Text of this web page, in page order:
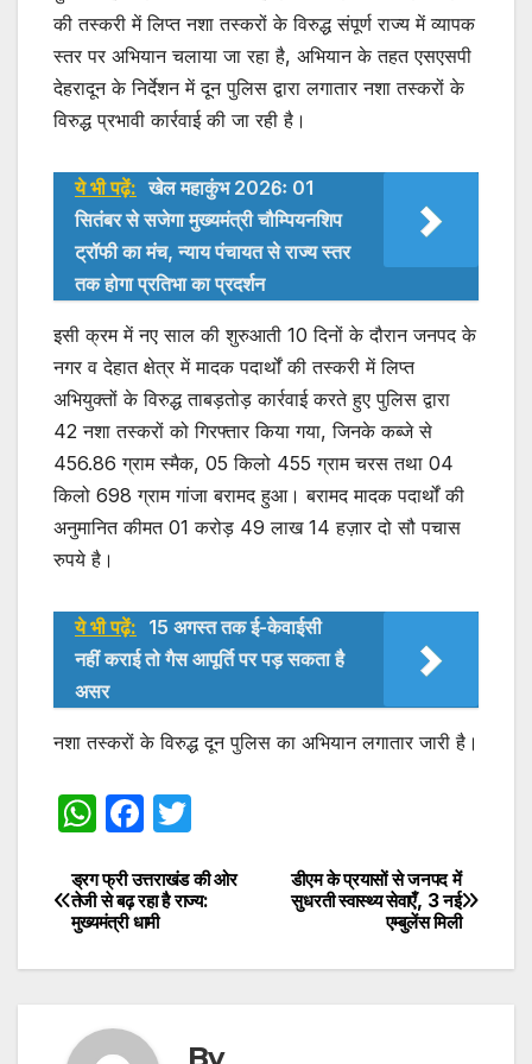
s
A
p
p
e
b
o
o
k
er
की तस्करी में लिप्त नशा तस्करों के विरुद्ध संपूर्ण राज्य में व्यापक
स्तर पर अभियान चलाया जा रहा है, अभियान के तहत एसएसपी
देहरादून के निर्देशन में दून पुलिस द्वारा लगातार नशा तस्करों के
विरुद्ध प्रभावी कार्रवाई की जा रही है।
ये भी पढ़ें: खेल महाकुंभ 2026ः 01
सितंबर से सजेगा मुख्यमंत्री चौम्पियनशिप
ट्रॉफी का मंच, न्याय पंचायत से राज्य स्तर
तक होगा प्रतिभा का प्रदर्शन
इसी क्रम में नए साल की शुरुआती 10 दिनों के दौरान जनपद के
नगर व देहात क्षेत्र में मादक पदार्थों की तस्करी में लिप्त
अभियुक्तों के विरुद्ध ताबड़तोड़ कार्रवाई करते हुए पुलिस द्वारा
42 नशा तस्करों को गिरफ्तार किया गया, जिनके कब्जे से
456.86 ग्राम स्मैक, 05 किलो 455 ग्राम चरस तथा 04
किलो 698 ग्राम गांजा बरामद हुआ। बरामद मादक पदार्थों की
अनुमानित कीमत 01 करोड़ 49 लाख 14 हज़ार दो सौ पचास
रुपये है।
ये भी पढ़ें: 15 अगस्त तक ई-केवाईसी
नहीं कराई तो गैस आपूर्ति पर पड़ सकता है
असर
नशा तस्करों के विरुद्ध दून पुलिस का अभियान लगातार जारी है।
W
at
s
A
p
F
c
e
b
o
itt
Post
navigation
डीएम के प्रयासों से जनपद में
सुधरती स्वास्थ्य सेवाएँ, 3 नई
एम्बुलेंस मिली
ड्रग फ्री उत्तराखंड की ओर
तेजी से बढ़ रहा है राज्य:
मुख्यमंत्री धामी